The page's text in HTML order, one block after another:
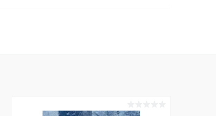
В избранное